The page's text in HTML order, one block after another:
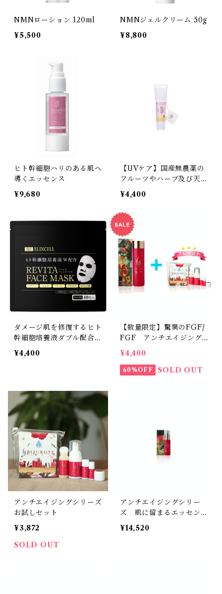
NMNローション 120ml
¥5,500
NMNジェルクリーム 50g
¥8,800
ヒト幹細胞ハリのある肌へ
導くエッセンス
¥9,680
【UVケア】国産無農薬の
フルーツやハーブ及び天然
成分のみにこだわった肌に
優しい日焼け止め
¥4,400
ダメージ肌を修復するヒト
幹細胞培養液ダブル配合シ
ートマスク
¥4,400
【数量限定】驚異のFGF/
FGF アンチエイジング
化粧水
¥4,400
60%OFF SOLD OUT
アンチエイジングシリーズ
お試しセット
¥3,872
SOLD OUT
アンチエイジングシリー
ズ 肌に留まるエッセンス
30ml
¥14,520